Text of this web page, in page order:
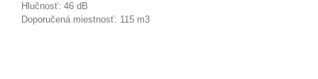
Hlučnosť: 46 dB
Doporučená miestnosť: 115 m3